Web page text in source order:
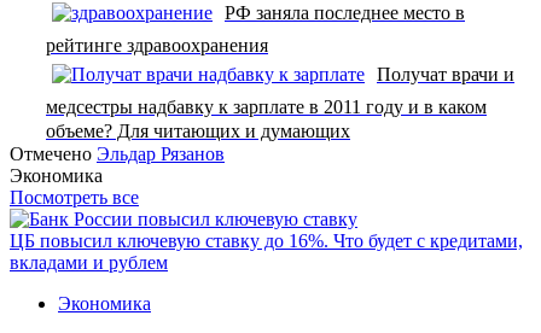
РФ заняла последнее место в
рейтинге здравоохранения
Получат врачи и
медсестры надбавку к зарплате в 2011 году и в каком
объеме? Для читающих и думающих
Отмечено Эльдар Рязанов
Экономика
Посмотреть все
ЦБ повысил ключевую ставку до 16%. Что будет с кредитами,
вкладами и рублем
Экономика